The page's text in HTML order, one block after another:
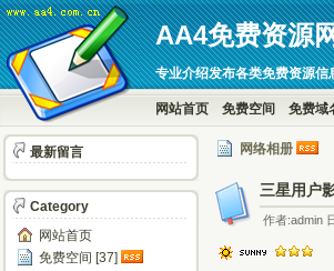
AA4免费资源
专业介绍发布各类免费资源信
网站首页 免费空间 免费域
网络相册
三星用户
作者:admin
最新留言
Category
网站首页
免费空间 [37]